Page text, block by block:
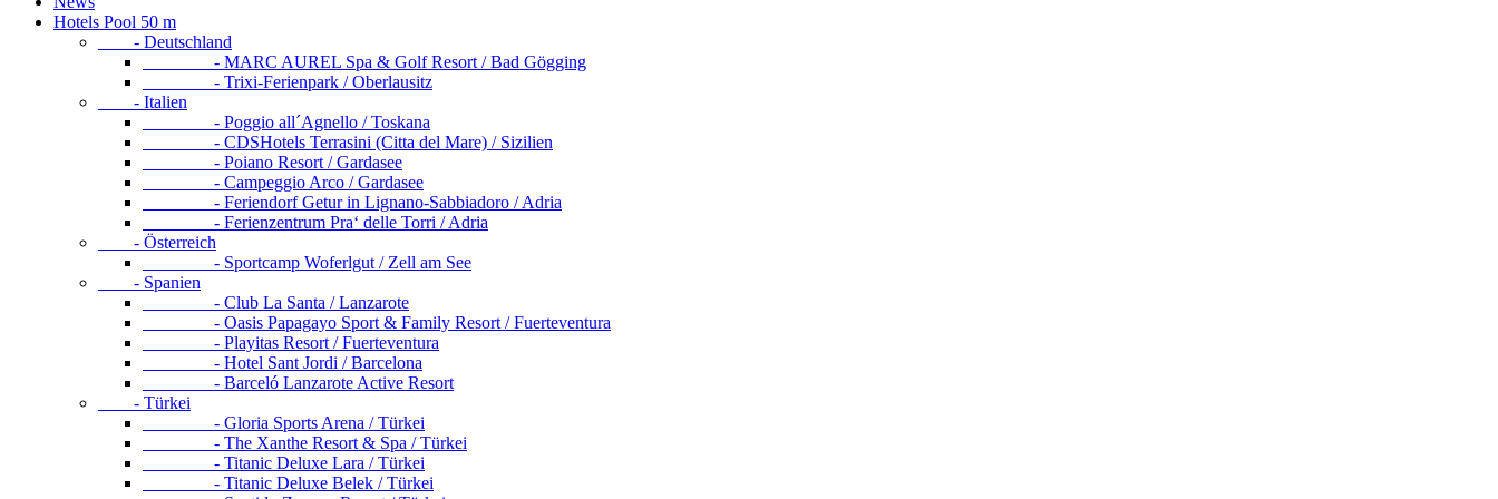
Hotels Pool 50 m
- Deutschland
- MARC AUREL Spa & Golf Resort / Bad Gögging
- Trixi-Ferienpark / Oberlausitz
- Italien
- Poggio all´Agnello / Toskana
- CDSHotels Terrasini (Citta del Mare) / Sizilien
- Poiano Resort / Gardasee
- Campeggio Arco / Gardasee
- Feriendorf Getur in Lignano-Sabbiadoro / Adria
- Ferienzentrum Pra‘ delle Torri / Adria
- Österreich
- Sportcamp Woferlgut / Zell am See
- Spanien
- Club La Santa / Lanzarote
- Oasis Papagayo Sport & Family Resort / Fuerteventura
- Playitas Resort / Fuerteventura
- Hotel Sant Jordi / Barcelona
- Barceló Lanzarote Active Resort
- Türkei
- Gloria Sports Arena / Türkei
- The Xanthe Resort & Spa / Türkei
- Titanic Deluxe Lara / Türkei
- Titanic Deluxe Belek / Türkei